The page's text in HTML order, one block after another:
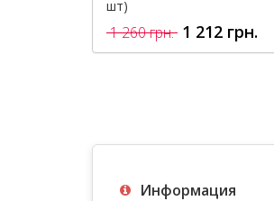
шт)
1 260 грн. 1 212 грн.
Информация